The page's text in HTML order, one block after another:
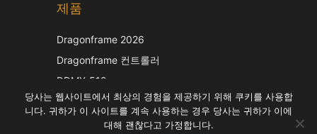
제품
Dragonframe 2026
Dragonframe 컨트롤러
DDMX-512
DMC-32
EOS LV 보정 캡
당사는 웹사이트에서 최상의 경험을 제공하기 위해 쿠키를 사용합
니다. 귀하가 이 사이트를 계속 사용하는 경우 당사는 귀하가 이에
대해 괜찮다고 가정합니다.
German